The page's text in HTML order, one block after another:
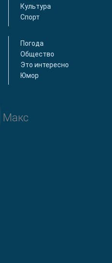
Культура
Спорт
Погода
Общество
Это интересно
Юмор
Макс